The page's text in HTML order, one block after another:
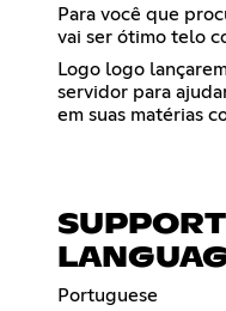
Para você que
vai ser ótimo telo
Logo logo
servidor para
em suas matérias
Portuguese